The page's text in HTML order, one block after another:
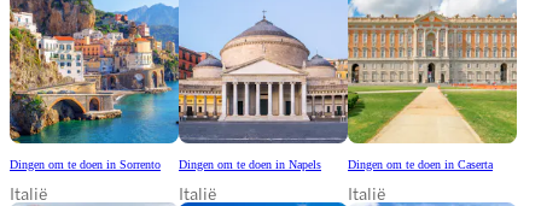
Dingen om te doen in Sorrento
Italië
Dingen om te doen in Napels
Italië
Dingen om te doen in Caserta
Italië